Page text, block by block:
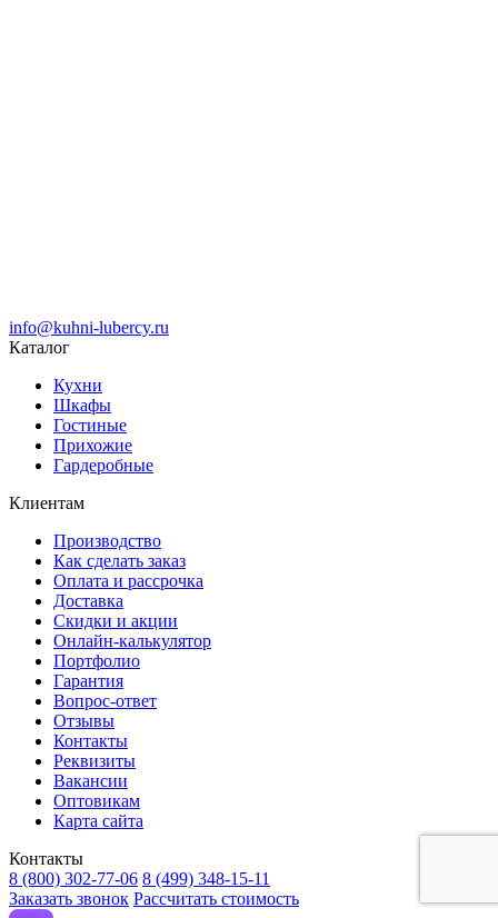
info@kuhni-lubercy.ru
Каталог
Кухни
Шкафы
Гостиные
Прихожие
Гардеробные
Клиентам
Производство
Как сделать заказ
Оплата и рассрочка
Доставка
Скидки и акции
Онлайн-калькулятор
Портфолио
Гарантия
Вопрос-ответ
Отзывы
Контакты
Реквизиты
Вакансии
Оптовикам
Карта сайта
Контакты
8 (800) 302-77-06 8 (499) 348-15-11
Заказать звонок Рассчитать стоимость